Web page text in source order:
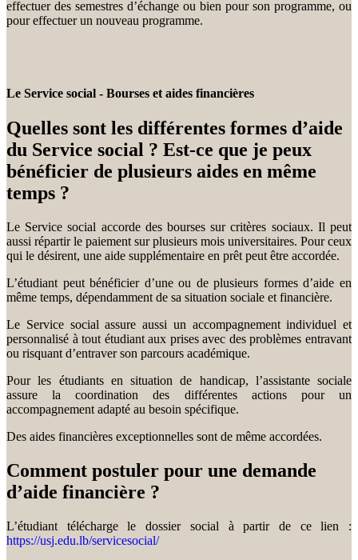
effectuer des semestres d’échange ou bien pour son programme, ou
pour effectuer un nouveau programme.
Le Service social - Bourses et aides financières
Quelles sont les différentes formes d’aide
du Service social ? Est-ce que je peux
bénéficier de plusieurs aides en même
temps ?
Le Service social accorde des bourses sur critères sociaux. Il peut
aussi répartir le paiement sur plusieurs mois universitaires. Pour ceux
qui le désirent, une aide supplémentaire en prêt peut être accordée.
L’étudiant peut bénéficier d’une ou de plusieurs formes d’aide en
même temps, dépendamment de sa situation sociale et financière.
Le Service social assure aussi un accompagnement individuel et
personnalisé à tout étudiant aux prises avec des problèmes entravant
ou risquant d’entraver son parcours académique.
Pour les étudiants en situation de handicap, l’assistante sociale
assure la coordination des différentes actions pour un
accompagnement adapté au besoin spécifique.
Des aides financières exceptionnelles sont de même accordées.
Comment postuler pour une demande
d’aide financière ?
L’étudiant télécharge le dossier social à partir de ce lien :
https://usj.edu.lb/servicesocial/